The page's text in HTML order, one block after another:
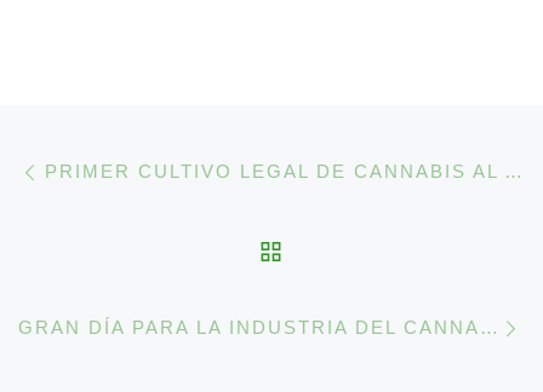
Navegación de la entrada PRIMER CULTIVO LEGAL DE CANNABIS AL AIRE LIBRE EN LA COSTA ESTE DE USA
GRAN DÍA PARA LA INDUSTRIA DEL CANNABIS EN CANADÁ